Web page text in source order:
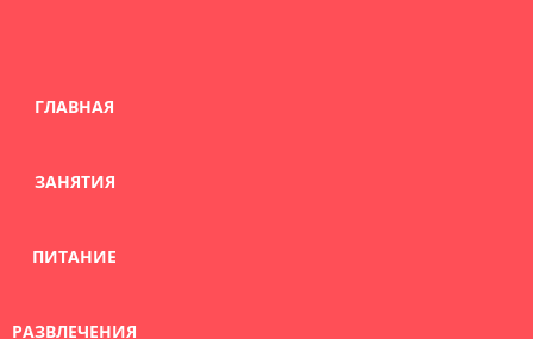
ГЛАВНАЯ
ЗАНЯТИЯ
ПИТАНИЕ
РАЗВЛЕЧЕНИЯ